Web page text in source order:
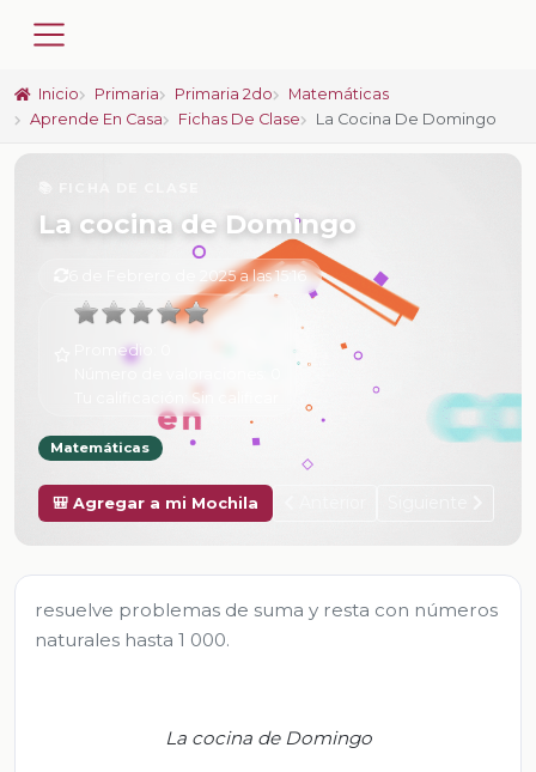
Inicio Primaria Primaria 2do
Matemáticas
Aprende En Casa
Fichas De Clase La Cocina De Domingo
La cocina de Domingo
6 de Febrero de 2025 a las 15:16
Promedio:
Sin calificar
Matemáticas
🎒 Agregar a mi Mochila
resuelve problemas de suma y resta con números
naturales hasta 1 000.
La cocina de Domingo